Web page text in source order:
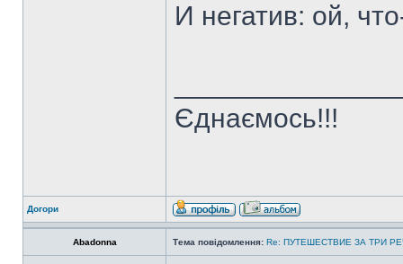
И негатив: ой,
Єднаємось!!!
Догори
Abadonna Тема повідомлення: Re: ПУТЕШЕСТВИЕ ЗА ТРИ